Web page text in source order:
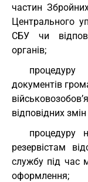
частин
Центрального
СБУ чи
органів;
процедуру
документів
відповідних
процедуру
резервістам
службу під час
оформлення;